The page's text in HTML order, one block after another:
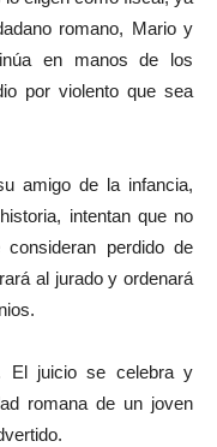
romano, Mario y
en manos de los
por violento que sea
amigo de la infancia,
intentan que no
perdido de
al jurado y ordenará
El juicio se celebra y
romana de un joven